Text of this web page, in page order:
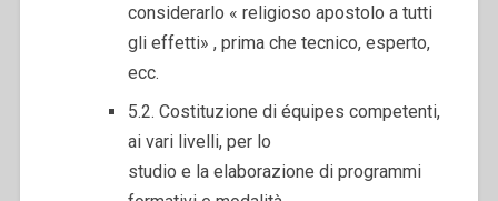
considerarlo « religioso apostolo a tutti
gli effetti» , prima che tecnico, esperto,
ecc.
5.2. Costituzione di équipes competenti,
ai vari livelli, per lo
studio e la elaborazione di programmi